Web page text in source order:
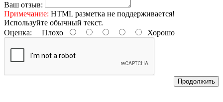
Ваш отзыв:
Примечание: HTML разметка не поддерживается!
Используйте обычный текст.
Оценка: Плохо Хорошо
Продолжить